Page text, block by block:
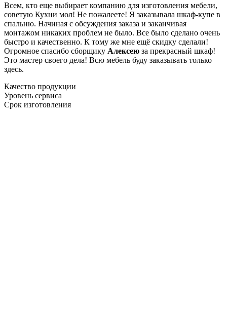
Всем, кто еще выбирает компанию для изготовления мебели,
советую Кухни мол! Не пожалеете! Я заказывала шкаф-купе в
спальню. Начиная с обсуждения заказа и заканчивая
монтажом никаких проблем не было. Все было сделано очень
быстро и качественно. К тому же мне ещё скидку сделали!
Огромное спасибо сборщику Алексею за прекрасный шкаф!
Это мастер своего дела! Всю мебель буду заказывать только
здесь.
Качество продукции
Уровень сервиса
Срок изготовления